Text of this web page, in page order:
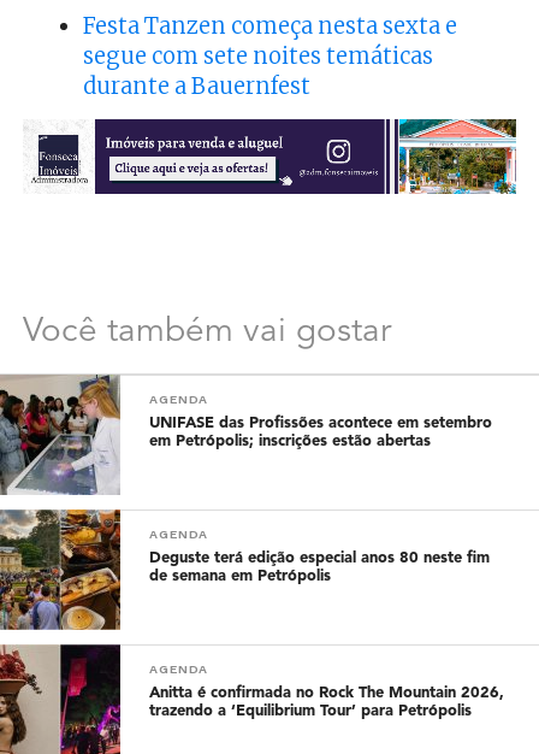
Festa Tanzen começa nesta sexta e
segue com sete noites temáticas
durante a Bauernfest
Você também vai gostar
AGENDA
UNIFASE das Profissões acontece em setembro
em Petrópolis; inscrições estão abertas
AGENDA
Deguste terá edição especial anos 80 neste fim
de semana em Petrópolis
AGENDA
Anitta é confirmada no Rock The Mountain 2026,
trazendo a ‘Equilibrium Tour’ para Petrópolis